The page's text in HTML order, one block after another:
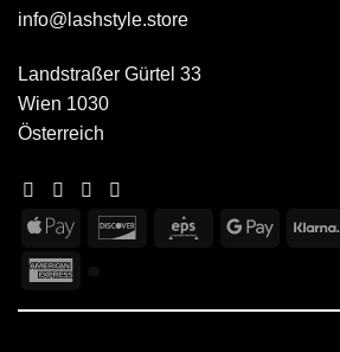
info@lashstyle.store
Landstraßer Gürtel 33
Wien 1030
Österreich
Apple
Discover Eps
Google